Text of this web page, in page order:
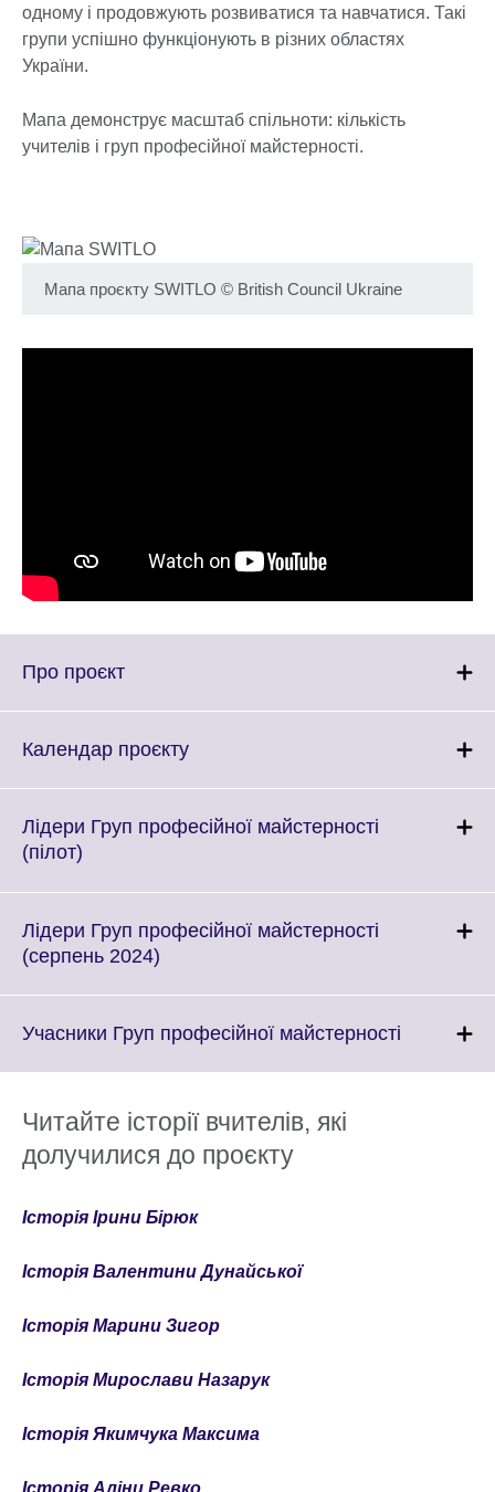
одному і продовжують розвиватися та навчатися. Такі
групи успішно функціонують в різних областях
України.
Мапа демонструє масштаб спільноти: кількість
учителів і груп професійної майстерності.
Мапа проєкту SWITLO © British Council Ukraine
Про проєктClick
More
Календар проєктуClick
More
Лідери Груп професійної майстерності
(пілот)
More
information
Лідери Груп професійної майстерності
(серпень 2024)
More
Учасники Груп професійної майстерності
Читайте історії вчителів, які
долучилися до проєкту
Історія Ірини Бірюк
Історія Валентини Дунайської
Історія Марини Зигор
Історія Мирослави Назарук
Історія Якимчука Максима
Історія Аліни Ревко